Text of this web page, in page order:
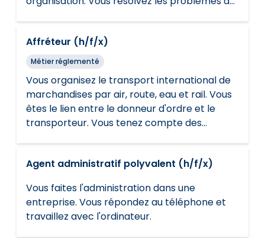
règlements.
Affréteur (h/f/x)
Métier réglementé
Vous organisez le transport international de
marchandises par air, route, eau et rail. Vous
êtes le lien entre le donneur d'ordre et le
transporteur. Vous tenez compte des
Agent administratif polyvalent (h/f/x)
Vous faites l'administration dans une
entreprise. Vous répondez au téléphone et
travaillez avec l'ordinateur.